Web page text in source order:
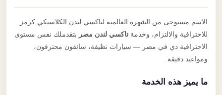
الاسم مستوحى من الشهرة العالمية لتاكسي لندن الكلاسيكي كرمز
للاحترافية والالتزام، وخدمةتاكسي لندن مصربتقدملك نفس مستوى
الاحترافية دي في مصر — سيارات نظيفة، سائقون محترفون،
ومواعيد دقيقة.
ما يميز هذه الخدمة